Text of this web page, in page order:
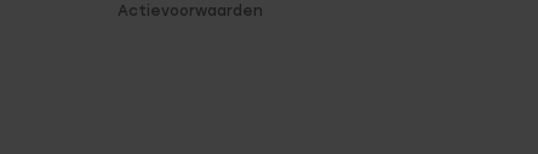
Actievoorwaarden